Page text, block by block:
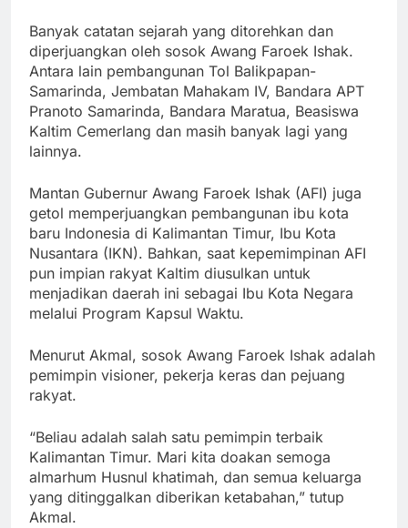
Banyak catatan sejarah yang ditorehkan dan
diperjuangkan oleh sosok Awang Faroek Ishak.
Antara lain pembangunan Tol Balikpapan-
Samarinda, Jembatan Mahakam IV, Bandara APT
Pranoto Samarinda, Bandara Maratua, Beasiswa
Kaltim Cemerlang dan masih banyak lagi yang
lainnya.
Mantan Gubernur Awang Faroek Ishak (AFI) juga
getol memperjuangkan pembangunan ibu kota
baru Indonesia di Kalimantan Timur, Ibu Kota
Nusantara (IKN). Bahkan, saat kepemimpinan AFI
pun impian rakyat Kaltim diusulkan untuk
menjadikan daerah ini sebagai Ibu Kota Negara
melalui Program Kapsul Waktu.
Menurut Akmal, sosok Awang Faroek Ishak adalah
pemimpin visioner, pekerja keras dan pejuang
rakyat.
“Beliau adalah salah satu pemimpin terbaik
Kalimantan Timur. Mari kita doakan semoga
almarhum Husnul khatimah, dan semua keluarga
yang ditinggalkan diberikan ketabahan,” tutup
Akmal.